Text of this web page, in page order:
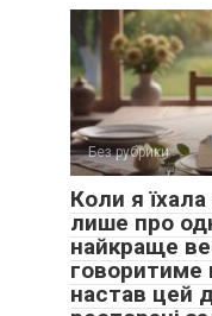
Без рубрики
Коли я
лише про
найкраще
говоритиме
настав цей